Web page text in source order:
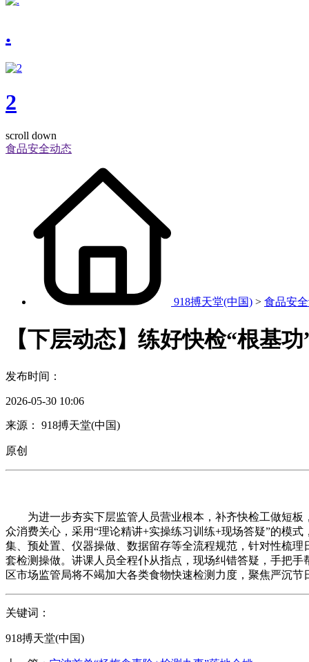
.
2
scroll down
食品安全动态
918搏天堂(中国) > 食品安
【下层动态】练好快检“根基
发布时间：
2026-05-30 10:06
来源： 918搏天堂(中国)
原创
为进一步夯实下层监管人员营业根本，补齐快检工做短板
众消费关心，采用“理论精讲+实操练习训练+现场答疑”的模
集、预处置、仪器操做、数据留存等全流程规范，针对性梳
套检测操做。讲课人员全程仆从指点，现场纠错答疑，手把
区市场监管局将不竭加大各类食物快速检测力度，聚焦严沉
关键词：
918搏天堂(中国)